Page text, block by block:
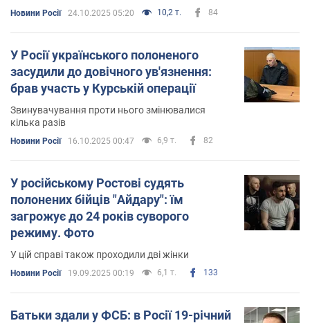
Новини Росії 24.10.2025 05:20 10,2 т. 84
У Росії українського полоненого
засудили до довічного ув'язнення:
брав участь у Курській операції
Звинувачування проти нього змінювалися
кілька разів
Новини Росії 16.10.2025 00:47 6,9 т. 82
У російському Ростові судять
полонених бійців "Айдару": їм
загрожує до 24 років суворого
режиму. Фото
У цій справі також проходили дві жінки
Новини Росії 19.09.2025 00:19 6,1 т. 133
Батьки здали у ФСБ: в Росії 19-річний